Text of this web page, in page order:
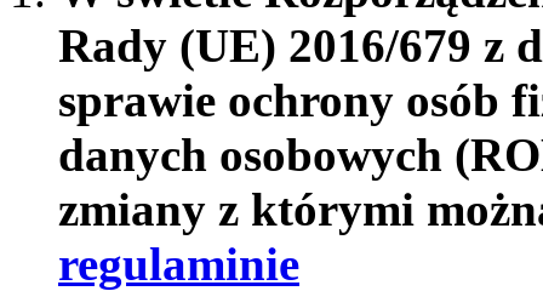
Rady (UE) 2016/679 z
sprawie ochrony osób
danych osobowych
zmiany z którymi
regulaminie